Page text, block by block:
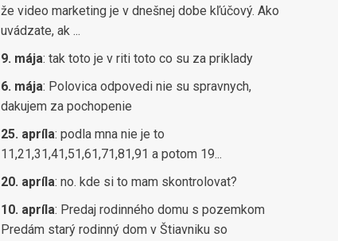
že video marketing je v dnešnej dobe kľúčový. Ako
uvádzate, ak ...
9. mája: tak toto je v riti toto co su za priklady
6. mája: Polovica odpovedi nie su spravnych,
dakujem za pochopenie
25. apríla: podla mna nie je to
11,21,31,41,51,61,71,81,91 a potom 19...
20. apríla: no. kde si to mam skontrolovat?
10. apríla: Predaj rodinného domu s pozemkom
Predám starý rodinný dom v Štiavniku so